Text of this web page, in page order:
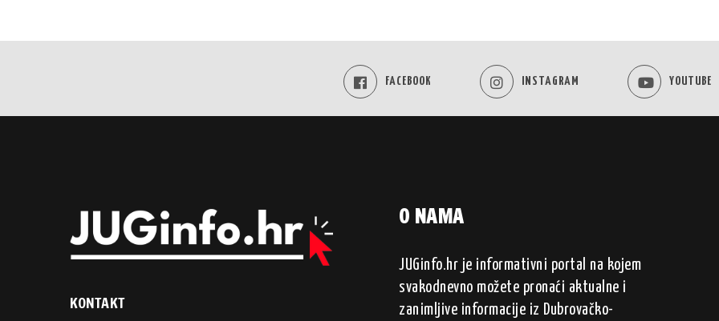
FACEBOOK INSTAGRAM YOUTUBE
KONTAKT
O NAMA
JUGinfo.hr je informativni portal na kojem
svakodnevno možete pronaći aktualne i
zanimljive informacije iz Dubrovačko-